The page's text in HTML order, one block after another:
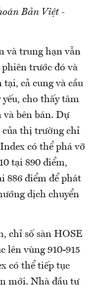
Bản Việt -
và trung hạn vẫn
trước đó và
cả cung và cầu
cho thấy tâm
và bên bán. Dự
của thị trường chỉ
có thể phá vỡ
tại 890 điểm,
886 điểm để phát
dịch chuyển
chỉ số sàn HOSE
lên vùng 910-915
có thể tiếp tục
mới. Nhà đầu tư